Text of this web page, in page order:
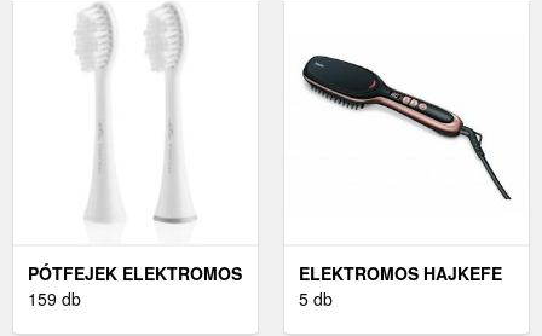
PÓTFEJEK ELEKTROMOS
FOGKEFÉKHEZ
159 db
ELEKTROMOS HAJKEFE
5 db